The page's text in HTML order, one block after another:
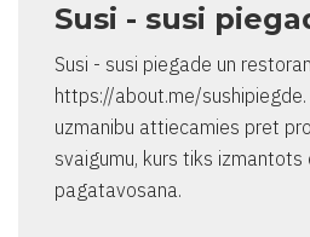
Susi - susi
Susi - susi piegade un
https://about.me/sushipiegde.
uzmanibu attiecamies pret
svaigumu, kurs tiks izmantots
pagatavosana.